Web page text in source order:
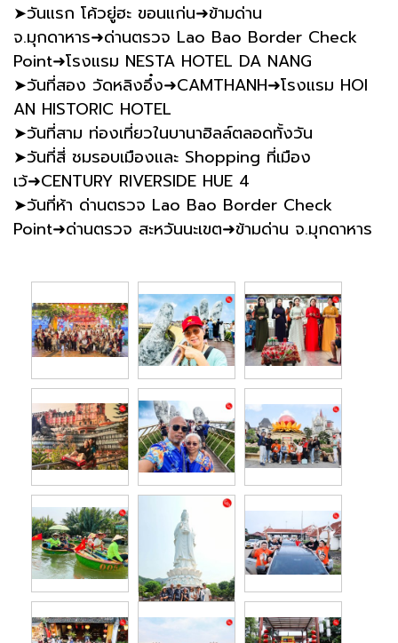
➤วันแรก โค้วยู่ฮะ ขอนแก่น➜ข้ามด่าน
จ.มุกดาหาร➜ด่านตรวจ Lao Bao Border Check
Point➜โรงแรม NESTA HOTEL DA NANG
➤วันที่สอง วัดหลิงอึ๋ง➜CAMTHANH➜โรงแรม HOI
AN HISTORIC HOTEL
➤วันที่สาม ท่องเที่ยวในบานาฮิลล์ตลอดทั้งวัน
➤วันที่สี่ ชมรอบเมืองและ Shopping ที่เมือง
เว้➜CENTURY RIVERSIDE HUE 4
➤วันที่ห้า ด่านตรวจ Lao Bao Border Check
Point➜ด่านตรวจ สะหวันนะเขต➜ข้ามด่าน จ.มุกดาหาร